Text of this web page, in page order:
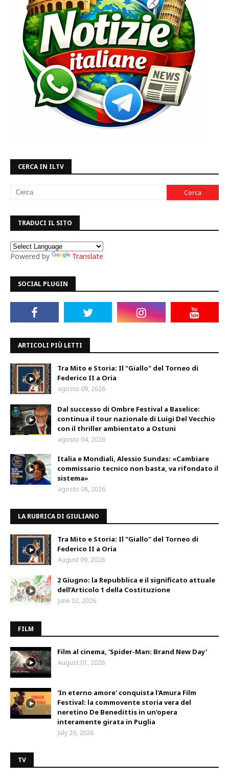
CERCA IN ILTV
TRADUCI IL SITO
Powered by Translate
SOCIAL PLUGIN
ARTICOLI PIÙ LETTI
Tra Mito e Storia: Il "Giallo" del Torneo di
Federico II a Oria
agosto 09, 2026
Dal successo di Ombre Festival a Baselice:
continua il tour nazionale di Luigi Del Vecchio
con il thriller ambientato a Ostuni
agosto 04, 2026
Italia e Mondiali, Alessio Sundas: «Cambiare
commissario tecnico non basta, va rifondato il
sistema»
agosto 08, 2026
LA RUBRICA DI GIULIANO
Tra Mito e Storia: Il "Giallo" del Torneo di
Federico II a Oria
August 09, 2026
2 Giugno: la Repubblica e il significato attuale
dell’Articolo 1 della Costituzione
June 02, 2026
FILM
Film al cinema, 'Spider-Man: Brand New Day'
August 01, 2026
'In eterno amore' conquista l'Amura Film
Festival: la commovente storia vera del
neretino De Benedittis in un'opera
interamente girata in Puglia
July 29, 2026
TV